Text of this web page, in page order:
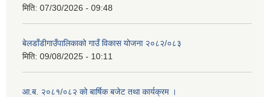
मिति: 07/30/2026 - 09:48
बेलडाँडीगाउँपालिकाको गाउँ विकास योजना २०८२/०८३
मिति: 09/08/2025 - 10:11
आ.ब. २०८१/०८२ को बार्षिक बजेट तथा कार्यक्रम ।